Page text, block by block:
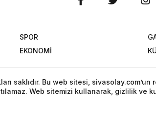
SPOR
EKONOMİ
saklıdır. Bu web sitesi,
Web sitemizi kullanarak, gizlilik ve